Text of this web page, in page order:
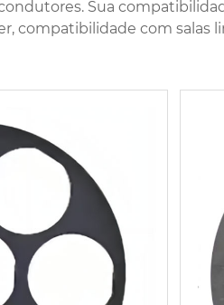
Sua
compatibilidade com salas